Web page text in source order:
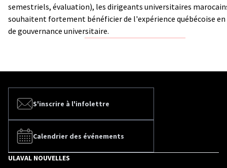
semestriels, évaluation), les dirigeants universitaires
souhaitent fortement bénéficier de l'expérience québécoise
de gouvernance universitaire.
S'inscrire à l'infolettre
Calendrier des événements
ULAVAL NOUVELLES